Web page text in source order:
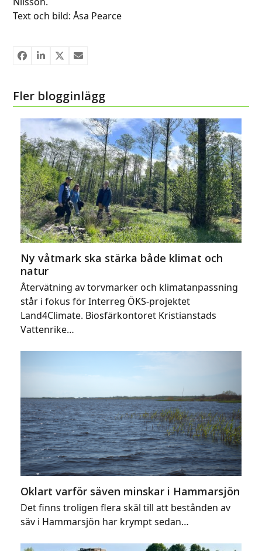
Text och bild: Åsa Pearce
Fler blogginlägg
Ny våtmark ska stärka både klimat och
natur
Återvätning av torvmarker och klimatanpassning
står i fokus för Interreg ÖKS-projektet
Land4Climate. Biosfärkontoret Kristianstads
Vattenrike…
Oklart varför säven minskar i Hammarsjön
Det finns troligen flera skäl till att bestånden av
säv i Hammarsjön har krympt sedan…